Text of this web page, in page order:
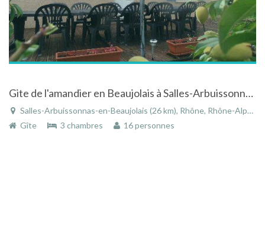
Gite de l'amandier en Beaujolais à Salles-Arbuissonnas-en-Beaujolais en Rhône-Alpes
Salles-Arbuissonnas-en-Beaujolais (26 km), Rhône, Rhône-Alpes, Auvergne-Rhône-Alpes, France
Gîte
3 chambres 16 personnes